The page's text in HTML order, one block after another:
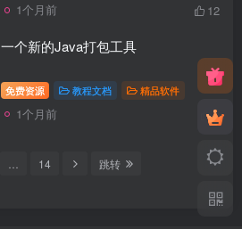
1个月前 12
一个新的Java打包工具
免费资源 教程文档 精品软件
1个月前 9
14 跳转